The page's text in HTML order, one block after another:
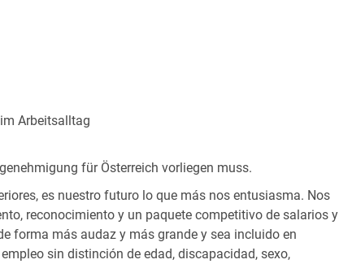
Arbeitsalltag
für Österreich vorliegen muss.
es nuestro futuro lo que más nos entusiasma. Nos
reconocimiento y un paquete competitivo de salarios y
forma más audaz y más grande y sea incluido en
sin distinción de edad, discapacidad, sexo,